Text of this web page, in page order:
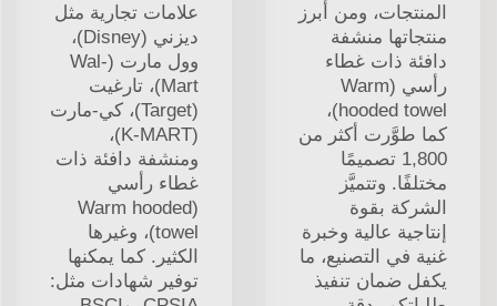
المنتجات، ومن أبرز
منتجاتها منشفة
دافئة ذات غطاء
رأسي (Warm
hooded towel)،
كما طوَّرت أكثر من
1,800 تصميمًا
مختلفًا. وتتميَّز
الشركة بقوة
إنتاجية عالية وخبرة
غنية في التصنيع، ما
يكفل ضمان تنفيذ
علامات تجارية مثل
ديزني (Disney)،
وول مارت (Wal-
Mart)، تارغيت
(Target)، كي-مارت
(K-MART)،
ومنشفة دافئة ذات
غطاء رأسي
(Warm hooded
towel)، وغيرها
الكثير. كما يمكنها
توفير شهادات مثل: